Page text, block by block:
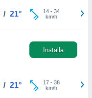
/ 21° 14- 34
km/h
Installa
/ 21° 17- 38
km/h